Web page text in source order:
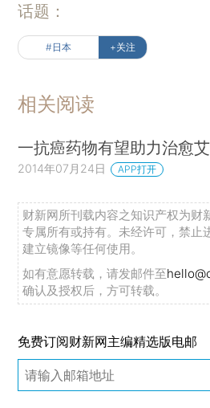
话题：
#日本 +关注
相关阅读
一抗癌药物有望助力治愈
2014年07月24日 APP打开
财新网所刊载内容之知识产权为财
专属所有或持有。未经许可，禁止
建立镜像等任何使用。
如有意愿转载，请发邮件至
确认及授权后，方可转载。
免费订阅财新网主编精选版电邮